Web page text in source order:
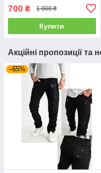
700 ₴ 1 000 ₴
Купити
Акційні пропозиції та
–65%